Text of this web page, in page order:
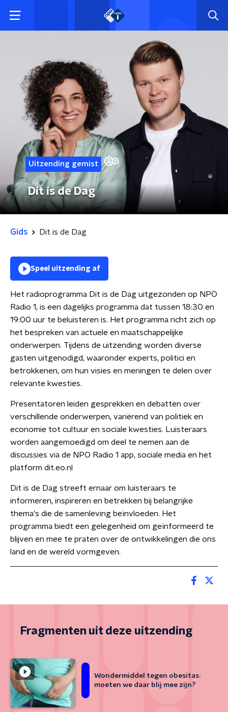
Uitzending gemist
Dit is de Dag
Gids Dit is de Dag
Speel uitzending af
Het radioprogramma Dit is de Dag uitgezonden op NPO
Radio 1, is een dagelijks programma dat tussen 18:30 en
19:00 uur te beluisteren is. Het programma richt zich op
het bespreken van actuele en maatschappelijke
onderwerpen. Tijdens de uitzending worden diverse
gasten uitgenodigd, waaronder experts, politici en
betrokkenen, om hun visies en meningen te delen over
relevante kwesties.
Presentatoren leiden gesprekken en debatten over
verschillende onderwerpen, variërend van politiek en
economie tot cultuur en sociale kwesties. Luisteraars
worden aangemoedigd om deel te nemen aan de
discussies via de NPO Radio 1 app, sociale media en het
platform dit.eo.nl
Dit is de Dag streeft ernaar om luisteraars te
informeren, inspireren en betrekken bij belangrijke
thema's die de samenleving beïnvloeden. Het
programma biedt een gelegenheid om geïnformeerd te
blijven en mee te praten over de ontwikkelingen die ons
land en de wereld vormgeven.
Fragmenten uit deze uitzending
Wondermiddel tegen obesitas:
moeten we daar blij mee zijn?